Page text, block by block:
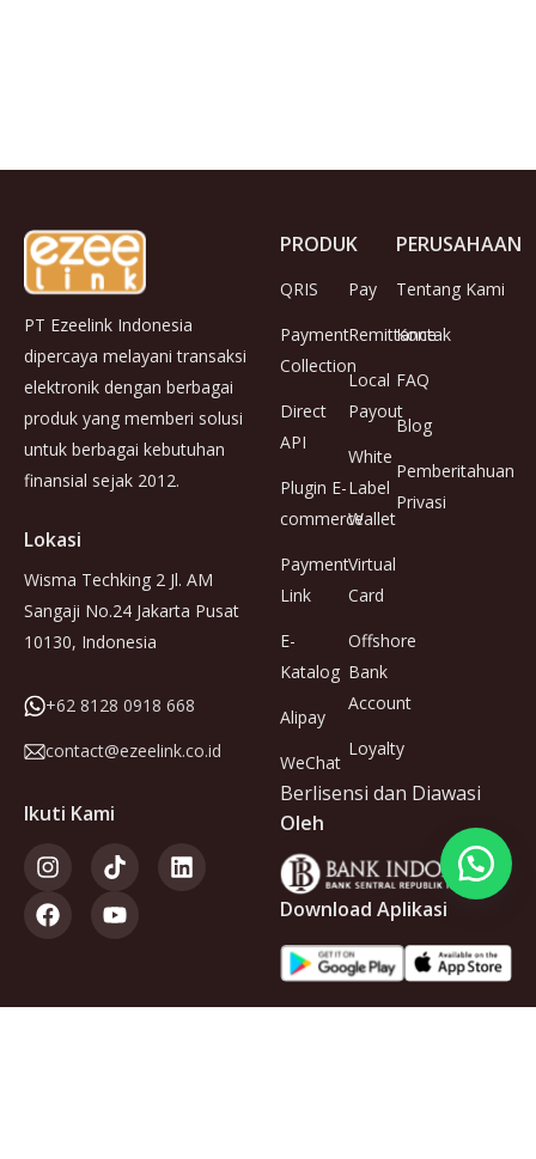
PT Ezeelink Indonesia
dipercaya melayani transaksi
elektronik dengan berbagai
produk yang memberi solusi
untuk berbagai kebutuhan
finansial sejak 2012.
Lokasi
Wisma Techking 2 Jl. AM
Sangaji No.24 Jakarta Pusat
10130, Indonesia
+62 8128 0918 668
contact@ezeelink.co.id
Ikuti Kami
PRODUK
QRIS
Payment
Collection
Direct
API
Plugin E-
commerce
Payment
Link
E-
Katalog
Alipay
WeChat
Pay
Remittance
Local
Payout
White
Label
Wallet
Virtual
Card
Offshore
Bank
Account
Loyalty
PERUSAHAAN
Tentang Kami
Kontak
FAQ
Blog
Pemberitahuan
Privasi
Berlisensi dan Diawasi
Oleh
Download Aplikasi